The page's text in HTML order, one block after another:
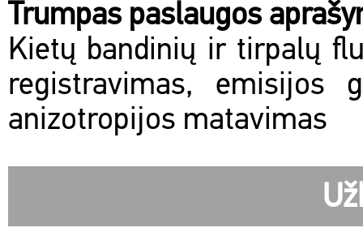
Trumpas paslaugos
Kietų bandinių ir tirpalų
registravimas, emisijos
anizotropijos matavimas